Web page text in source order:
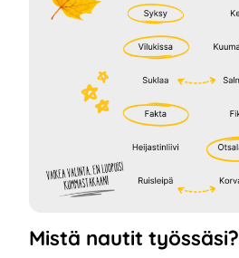
Mistä nautit työssäsi?